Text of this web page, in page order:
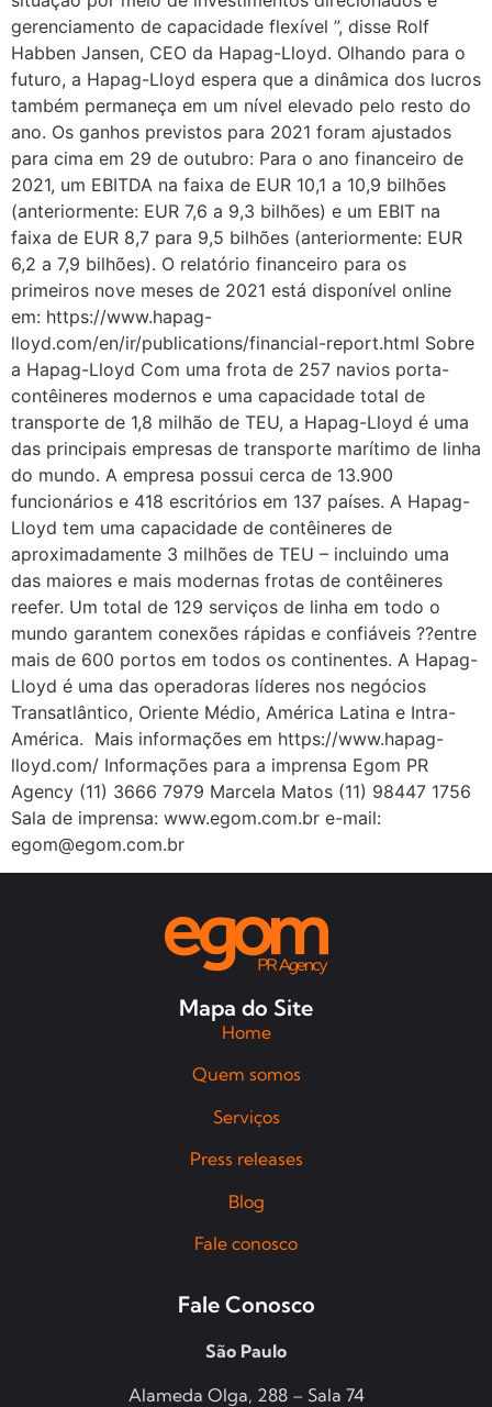
gerenciamento de capacidade flexível ”, disse Rolf
Habben Jansen, CEO da Hapag-Lloyd. Olhando para o
futuro, a Hapag-Lloyd espera que a dinâmica dos lucros
também permaneça em um nível elevado pelo resto do
ano. Os ganhos previstos para 2021 foram ajustados
para cima em 29 de outubro: Para o ano financeiro de
2021, um EBITDA na faixa de EUR 10,1 a 10,9 bilhões
(anteriormente: EUR 7,6 a 9,3 bilhões) e um EBIT na
faixa de EUR 8,7 para 9,5 bilhões (anteriormente: EUR
6,2 a 7,9 bilhões). O relatório financeiro para os
primeiros nove meses de 2021 está disponível online
em: https://www.hapag-
lloyd.com/en/ir/publications/financial-report.html Sobre
a Hapag-Lloyd Com uma frota de 257 navios porta-
contêineres modernos e uma capacidade total de
transporte de 1,8 milhão de TEU, a Hapag-Lloyd é uma
das principais empresas de transporte marítimo de linha
do mundo. A empresa possui cerca de 13.900
funcionários e 418 escritórios em 137 países. A Hapag-
Lloyd tem uma capacidade de contêineres de
aproximadamente 3 milhões de TEU – incluindo uma
das maiores e mais modernas frotas de contêineres
reefer. Um total de 129 serviços de linha em todo o
mundo garantem conexões rápidas e confiáveis ??entre
mais de 600 portos em todos os continentes. A Hapag-
Lloyd é uma das operadoras líderes nos negócios
Transatlântico, Oriente Médio, América Latina e Intra-
América. Mais informações em https://www.hapag-
lloyd.com/ Informações para a imprensa Egom PR
Agency (11) 3666 7979 Marcela Matos (11) 98447 1756
Sala de imprensa: www.egom.com.br e-mail:
egom@egom.com.br
Mapa do Site
Home
Quem somos
Serviços
Press releases
Blog
Fale conosco
Fale Conosco
São Paulo
Alameda Olga, 288 – Sala 74